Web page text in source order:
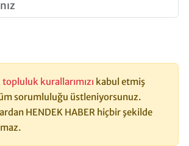
topluluk kurallarımızı kabul etmiş
sorumluluğu üstleniyorsunuz.
HENDEK HABER hiçbir şekilde